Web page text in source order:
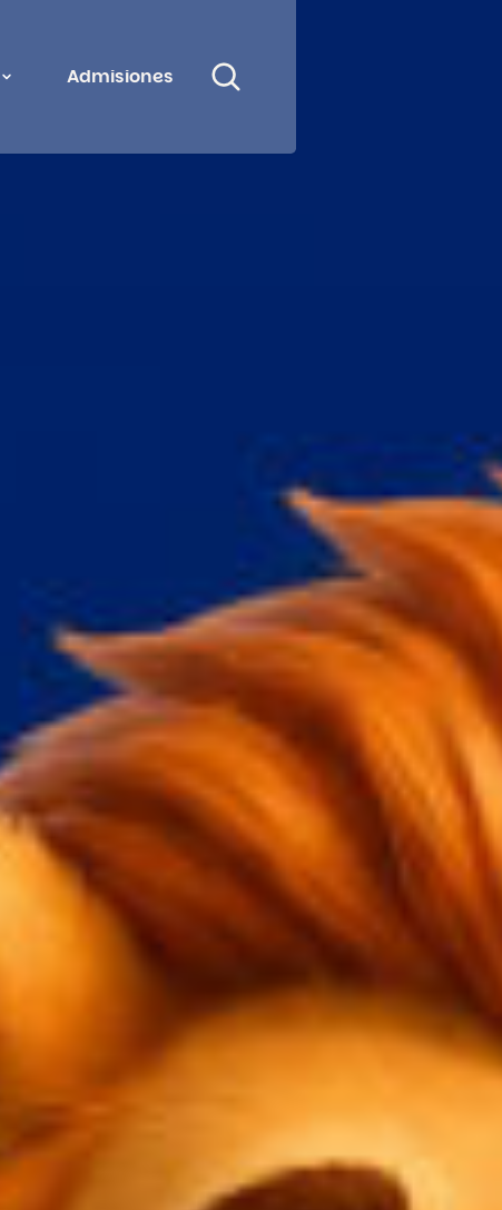
Admisiones